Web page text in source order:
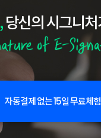
,당신의 시그니
자동결제 없는15일 무료체험